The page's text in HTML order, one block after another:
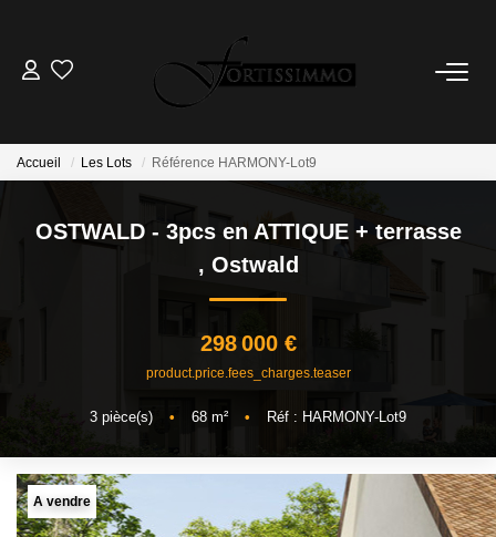
Tous Nos Biens
Neuf
GESTION
L'AGENCE
Accueil Les Lots Référence HARMONY-Lot9
OSTWALD - 3pcs en ATTIQUE + terrasse
, Ostwald
298 000 €
product.price.fees_charges.teaser
3 pièce(s) • 68 m² • Réf : HARMONY-Lot9
A vendre